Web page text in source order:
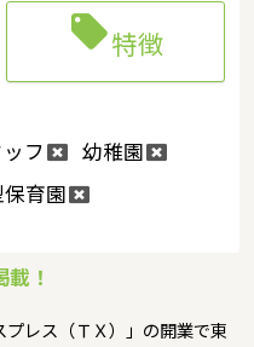
特徴
フ
幼稚園
育園
！
レス（ＴＸ）」の開業で東